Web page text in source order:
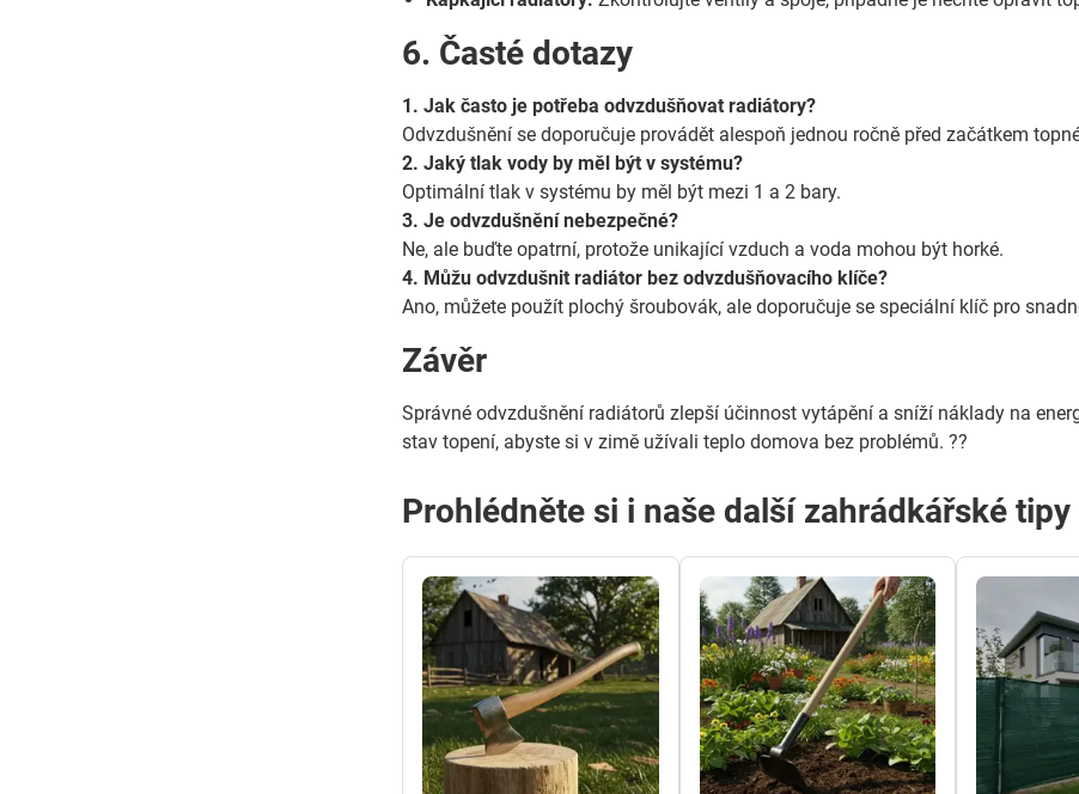
6. Časté dotazy
1. Jak často je potřeba odvzdušňovat radiátory?
Odvzdušnění se doporučuje provádět alespoň jednou ročně před začátkem
2. Jaký tlak vody by měl být v systému?
Optimální tlak v systému by měl být mezi 1 a 2 bary.
3. Je odvzdušnění nebezpečné?
Ne, ale buďte opatrní, protože unikající vzduch a voda mohou být horké.
4. Můžu odvzdušnit radiátor bez odvzdušňovacího klíče?
Ano, můžete použít plochý šroubovák, ale doporučuje se speciální klíč pro
Závěr
Správné odvzdušnění radiátorů zlepší účinnost vytápění a sníží náklady na
stav topení, abyste si v zimě užívali teplo domova bez problémů. ??
Prohlédněte si i naše další zahrádkářské tipy